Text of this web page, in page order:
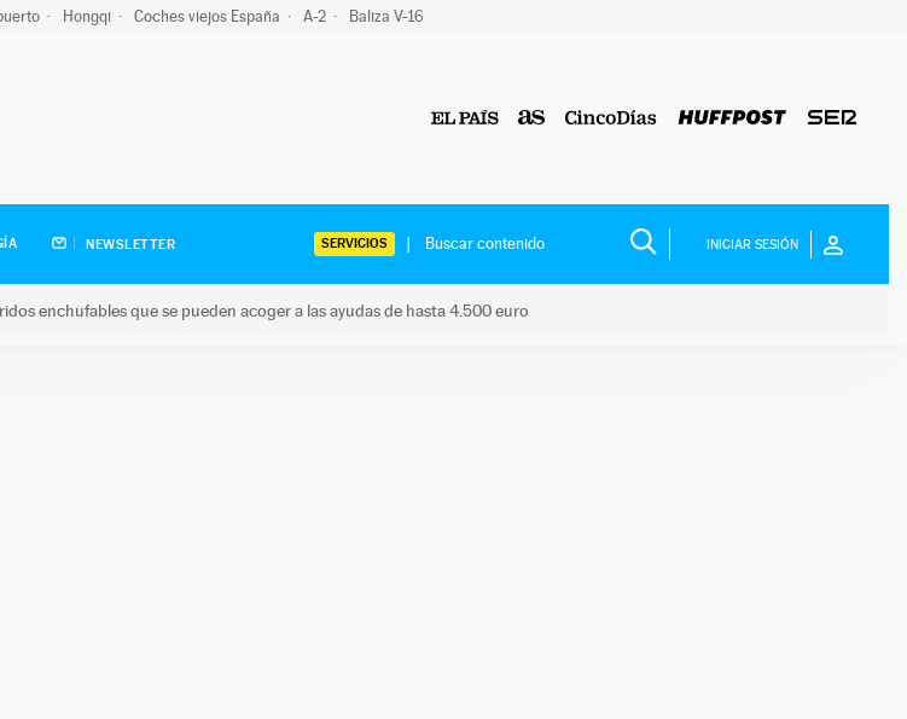
Hongqi Coches viejos España A-2 Baliza V-16
NEWSLETTER SERVICIOS INICIAR SESIÓN
enchufables que se pueden acoger a las ayudas de hasta 4.500 euro